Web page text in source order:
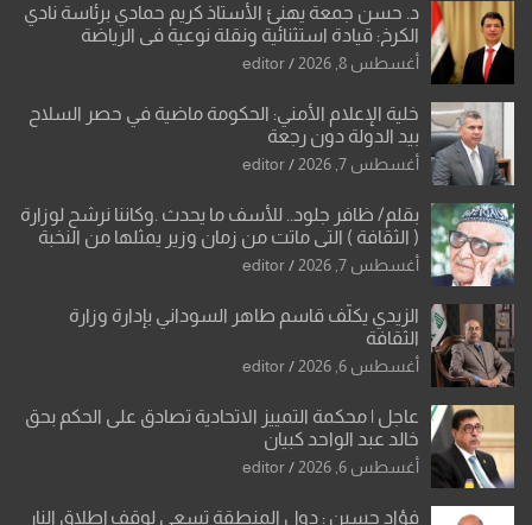
د. حسن جمعة يهنئ الأستاذ كريم حمادي برئاسة نادي
الكرخ: قيادة استثنائية ونقلة نوعية في الرياضة
العراقية
أغسطس 8, 2026 editor
خلية الإعلام الأمني: الحكومة ماضية في حصر السلاح
بيد الدولة دون رجعة
أغسطس 7, 2026 editor
بقلم/ ظافر جلود.. للأسف ما يحدث .وكاننا نرشح لوزارة
( الثقافة ) التي ماتت من زمان وزير يمثلها من النخبة
والإرث العظيم للثقافة العراقية..
أغسطس 7, 2026 editor
الزيدي يكلّف قاسم طاهر السوداني بإدارة وزارة
الثقافة
أغسطس 6, 2026 editor
عاجل | محكمة التمييز الاتحادية تصادق على الحكم بحق
خالد عبد الواحد كبيان
أغسطس 6, 2026 editor
فؤاد حسين : دول المنطقة تسعى لوقف إطلاق النار